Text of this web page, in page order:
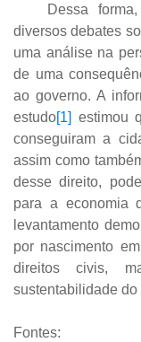
Dessa
diversos debates
uma análise na
de uma
ao governo. A
estudo[1] estimou
conseguiram a
assim como
desse direito,
para a economia
levantamento
por nascimento
direitos civis,
sustentabilidade do
Fontes: